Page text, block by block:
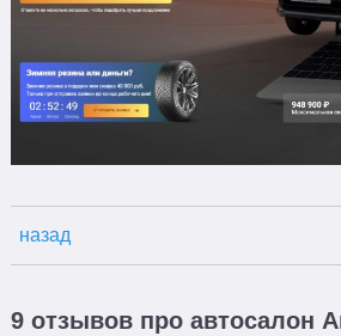
назад
9 отзывов про автосалон